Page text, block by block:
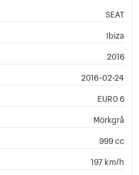
SEAT
Ibiza
2016
2016-02-24
EURO 6
Mörkgrå
999 cc
197 km/h